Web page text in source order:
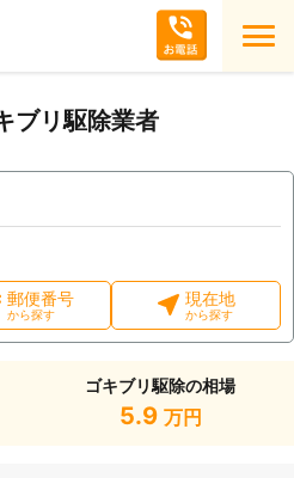
ブリ駆除業者
郵便番号
から探す
現在地
から探す
ゴキブリ駆除の相場
5.9 万円